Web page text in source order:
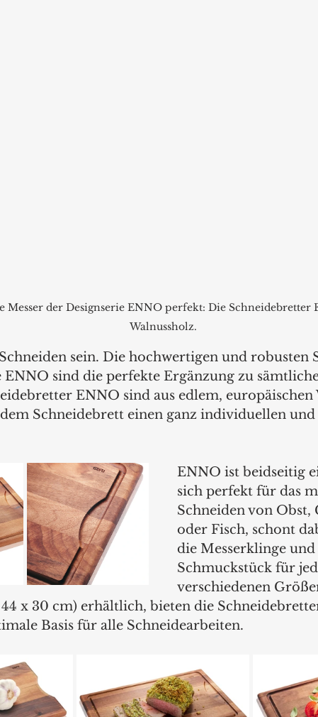
Messer der Designserie ENNO perfekt: Die Schneidebretter
Walnussholz.
sein. Die hochwertigen und robusten
ENNO sind die perfekte Ergänzung zu
ENNO sind aus edlem, europäischen
Schneidebrett einen ganz individuellen
ENNO ist beidseitig
sich perfekt für das
Schneiden von Obst,
oder Fisch, schont
die Messerklinge und
Schmuckstück für
verschiedenen
x 30 cm) erhältlich, bieten die
Basis für alle Schneidearbeiten.